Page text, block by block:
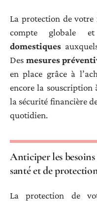
La protection de
compte globale
domestiques
Des mesures
en place grâce à
encore la souscription
la sécurité financière
quotidien.
Anticiper les
santé et de
La protection de